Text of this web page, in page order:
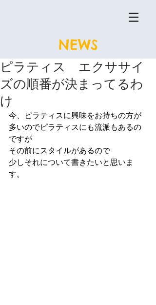
NEWS
ピラティス エクササイ
ズの順番が決まってるわ
け
今、ピラティスに興味をお持ちの方が
多いのでピラティスにも流派もあるの
ですが
その前にスタイルがあるので
少しそれについて書きたいと思いま
す。